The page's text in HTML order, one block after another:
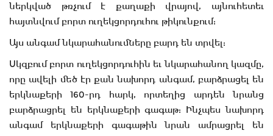
ներկված թռչում է քաղաքի վրայով, այնուհետեւ
հայտնվում բորտ ուղեկցորդուհու թիկունքում:
Այս անգամ նկարահանումները բարդ են տրվել:
Սկզբում բորտ ուղեկցորդուհին եւ նկարահանող կազմը,
որը ավելի մեծ էր քան նախորդ անգամ, բարձրացել են
երկնաքերի 160-րդ հարկ, որտեղից արդեն նրանց
բարձրացրել են երկնաքերի գագաթ: Ինչպես նախորդ
անգամ երկնաքերի գագաթին նրան ամրացրել են